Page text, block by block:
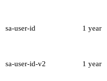
sa-user-id 1 year
sa-user-id-v2 1 year